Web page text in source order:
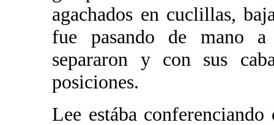
agachados en cuclillas,
fue pasando de mano
separaron y con sus
posiciones.
Lee estába